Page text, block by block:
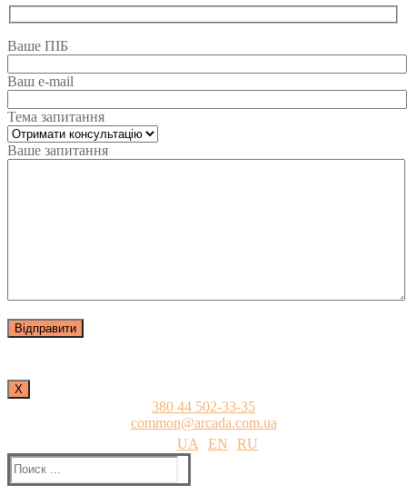
Ваше ПІБ
Ваш e-mail
Тема запитання
Ваше запитання
Х
380 44 502-33-35
common@arcada.com.ua
UA
EN
RU
Найти: